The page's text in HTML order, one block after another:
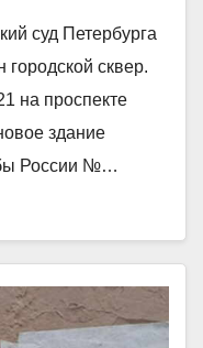
суд Петербурга
сквер.
на проспекте
здание
России №…